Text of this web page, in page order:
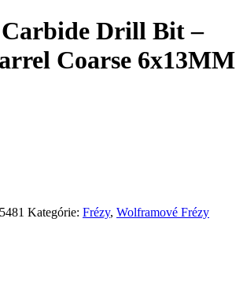
Carbide Drill Bit –
Coarse 6x13MM
Kategórie: Frézy, Wolframové Frézy